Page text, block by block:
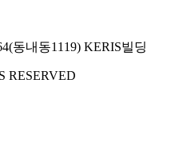
동내동1119) KERIS빌딩
RESERVED